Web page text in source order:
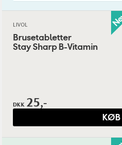
LIVOL
Brusetabletter
Stay Sharp B-Vitamin
DKK 25,-
KØB